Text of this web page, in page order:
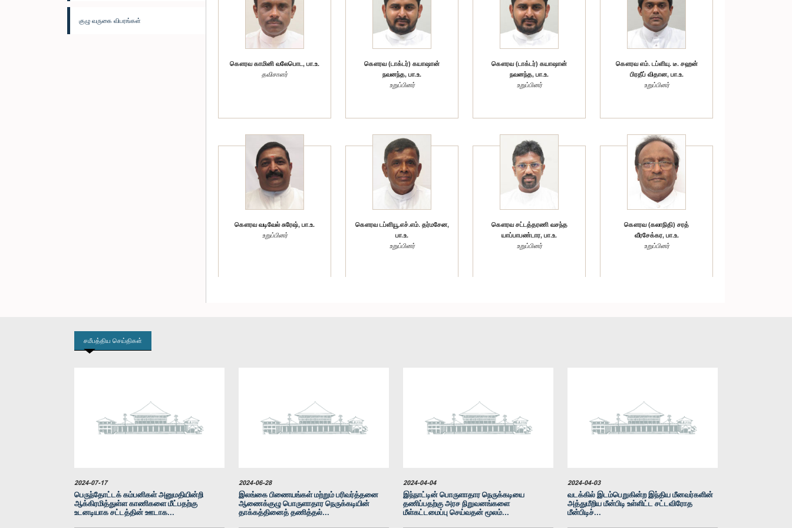
குழு வருகை விபரங்கள்
கௌரவ காமினி வலேபொட, பா.உ.
தவிசாளர்
கௌரவ (டாக்டர்) கயாஷான்
நவனந்த, பா.உ.
உறுப்பினர்
கௌரவ (டாக்டர்) கயாஷான்
நவனந்த, பா.உ.
உறுப்பினர்
கௌரவ எம். டப்ளியு. டீ. சஹன்
பிரதீப் விதான, பா.உ.
உறுப்பினர்
கௌரவ வடிவேல் சுரேஷ், பா.உ.
உறுப்பினர்
கௌரவ டப்ளியூ.எச்.எம். தர்மசேன,
பா.உ.
உறுப்பினர்
கௌரவ சட்டத்தரணி வசந்த
யாப்பாபண்டார, பா.உ.
உறுப்பினர்
கௌரவ (கலாநிதி) சரத்
வீரசேக்கர, பா.உ.
உறுப்பினர்
உறுப்பினர்
சமீபத்திய செய்திகள்
2024-07-17
பெருந்தோட்டக் கம்பனிகள் அனுமதியின்றி
ஆக்கிரமித்துள்ள காணிகளை மீட்பதற்கு
உடனடியாக சட்டத்தின் ஊடாக...
2024-06-28
இலங்கை பிணையங்கள் மற்றும் பரிவர்த்தனை
ஆணைக்குழு பொருளாதார நெருக்கடியின்
தாக்கத்தினைத் தணித்தல்...
2024-04-04
இந்நாட்டின் பொருளாதார நெருக்கடியை
தணிப்பதற்கு அரச நிறுவனங்களை
மீள்கட்டமைப்பு செய்வதன் மூலம்...
2024-04-03
வடக்கில் இடம்பெறுகின்ற இந்திய மீனவர்களின்
அத்துமீறிய மீன்பிடி உள்ளிட்ட சட்டவிரோத
மீன்பிடிச்...